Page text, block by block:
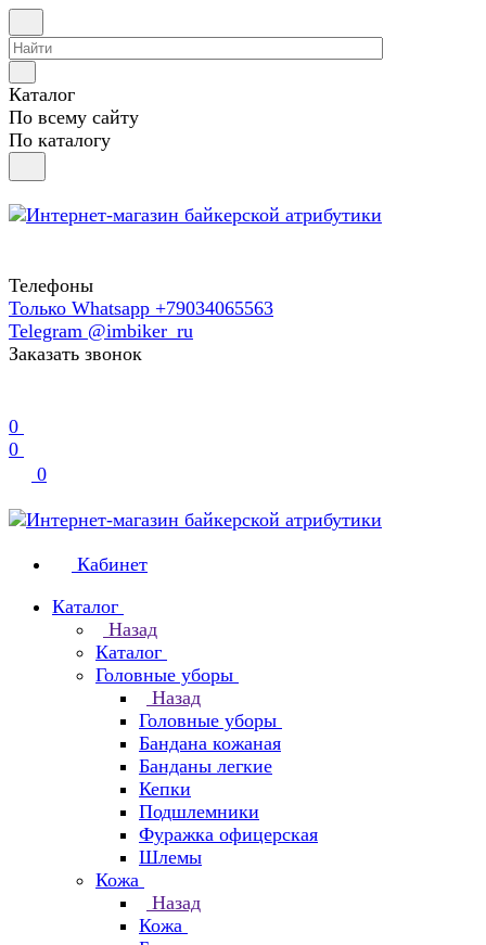
Каталог
По всему сайту
По каталогу
Телефоны
Только Whatsapp +79034065563
Telegram @imbiker_ru
Заказать звонок
0
0
0
Кабинет
Каталог
Назад
Каталог
Головные уборы
Назад
Головные уборы
Бандана кожаная
Банданы легкие
Кепки
Подшлемники
Фуражка офицерская
Шлемы
Кожа
Назад
Кожа